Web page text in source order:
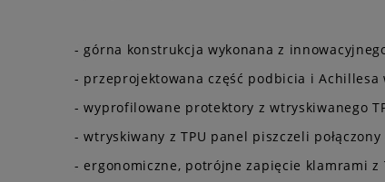
- górna konstrukcja wykonana z
- przeprojektowana część podbicia i
- wyprofilowane protektory z wtryskiwanego
- wtryskiwany z TPU panel piszczeli
- ergonomiczne, potrójne zapięcie klamrami z